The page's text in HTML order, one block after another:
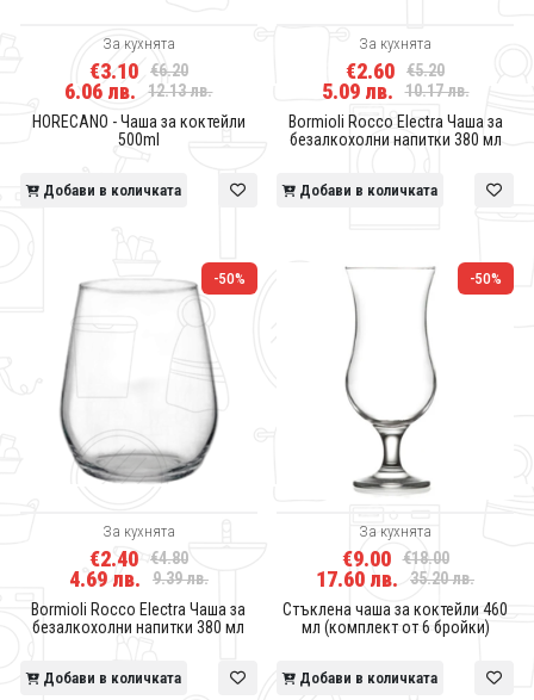
За кухнята
€3.10 €6.20
6.06 лв.
12.13 лв.
HORECANO - Чаша за коктейли
500ml
Добави в количката
За кухнята
€2.60 €5.20
5.09 лв.
10.17 лв.
Bormioli Rocco Electra Чаша за
безалкохолни напитки 380 мл
Добави в количката
-50%
За кухнята
€2.40 €4.80
4.69 лв.
9.39 лв.
Bormioli Rocco Electra Чаша за
безалкохолни напитки 380 мл
Добави в количката
-50%
За кухнята
€9.00 €18.00
17.60 лв.
35.20 лв.
Стъклена чаша за коктейли 460
мл (комплект от 6 бройки)
Добави в количката